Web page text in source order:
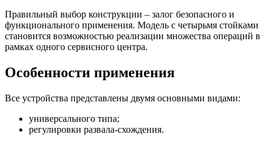
Правильный выбор конструкции – залог безопасного и
функционального применения. Модель с четырьмя стойками
становится возможностью реализации множества операций в
рамках одного сервисного центра.
Особенности применения
Все устройства представлены двумя основными видами:
универсального типа;
регулировки развала-схождения.